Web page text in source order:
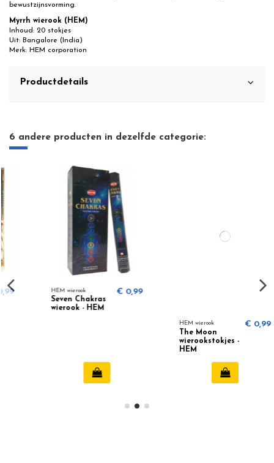
bewustzijnsvorming.
Myrrh wierook (HEM)
Inhoud: 20 stokjes
Uit: Bangalore (India)
Merk: HEM corporation
Productdetails
6 andere producten in dezelfde categorie:
€ 0,99
HEM wierook
Feng Shui Earth
wierook (HEM)
€
Bekijken